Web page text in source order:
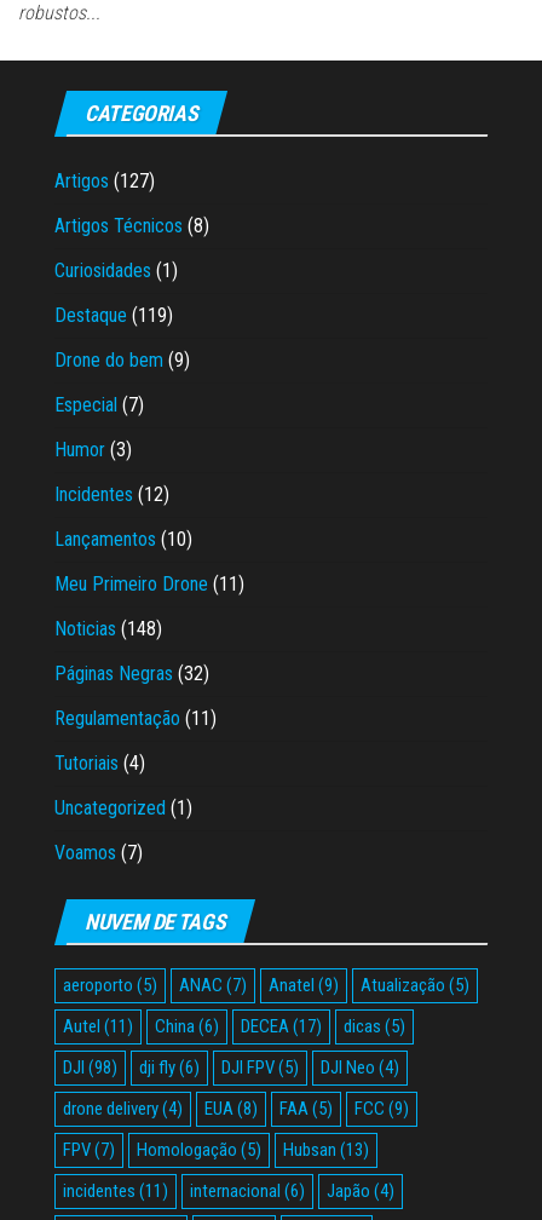
robustos...
CATEGORIAS
Artigos (127)
Artigos Técnicos (8)
Curiosidades (1)
Destaque (119)
Drone do bem (9)
Especial (7)
Humor (3)
Incidentes (12)
Lançamentos (10)
Meu Primeiro Drone (11)
Noticias (148)
Páginas Negras (32)
Regulamentação (11)
Tutoriais (4)
Uncategorized (1)
Voamos (7)
NUVEM DE TAGS
aeroporto (5) ANAC (7) Anatel (9) Atualização (5)
Autel (11) China(6) DECEA(17) dicas (5)
DJI (98) dji fly(6) DJI FPV(5) DJI Neo (4)
drone delivery(4) EUA(8) FAA(5) FCC (9)
FPV(7) Homologação (5) Hubsan (13)
incidentes (11) internacional (6) Japão (4)